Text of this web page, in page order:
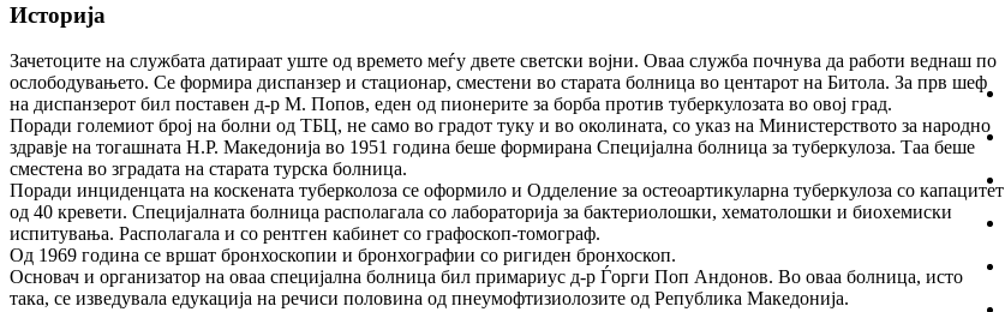
Историја
Зачетоците на службата датираат уште од времето меѓу двете светски војни. Оваа служба почнува да работи веднаш по
ослободувањето. Се формира диспанзер и стационар, сместени во старата болница во центарот на Битола. За прв шеф
на диспанзерот бил поставен д-р М. Попов, еден од пионерите за борба против туберкулозата во овој град.
Поради големиот број на болни од ТБЦ, не само во градот туку и во околината, со указ на Министерството за народно
здравје на тогашната Н.Р. Македонија во 1951 година беше формирана Специјална болница за туберкулоза. Таа беше
сместена во зградата на старата турска болница.
Поради инциденцата на коскената туберколоза се оформило и Одделение за остеоартикуларна туберкулоза со капацитет
од 40 кревети. Специјалната болница располагала со лабораторија за бактериолошки, хематолошки и биохемиски
испитувања. Располагала и со рентген кабинет со графоскоп-томограф.
Од 1969 година се вршат бронхоскопии и бронхографии со ригиден бронхоскоп.
Основач и организатор на оваа специјална болница бил примариус д-р Ѓорги Поп Андонов. Во оваа болница, исто
така, се изведувала едукација на речиси половина од пнеумофтизиолозите од Република Македонија.